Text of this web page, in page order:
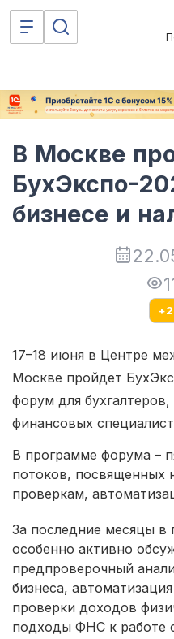
В Москве
БухЭкспо-
бизнесе и
+2
17–18 июня в Центре
Москве пройдет
форум для
финансовых
В программе форума –
потоков, посвященных
проверкам,
За последние месяцы в
особенно активно
предпроверочный
бизнеса,
проверки доходов
подходы ФНС к работе